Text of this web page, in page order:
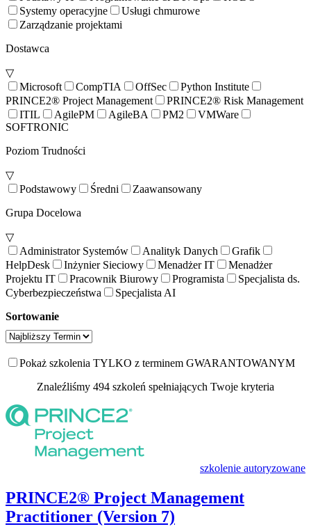
Systemy operacyjne
Usługi chmurowe
Zarządzanie projektami
Dostawca
▽
Microsoft
CompTIA OffSec
Python Institute
PRINCE2® Project Management
PRINCE2® Risk Management
ITIL
AgilePM AgileBA PM2
VMWare
SOFTRONIC
Poziom Trudności
▽
Podstawowy
Średni
Zaawansowany
Grupa Docelowa
▽
Administrator Systemów
Analityk Danych
Grafik
HelpDesk
Inżynier Sieciowy Menadżer IT
Menadżer
Projektu IT
Pracownik Biurowy Programista
Specjalista ds.
Cyberbezpieczeństwa
Specjalista AI
Sortowanie
Pokaż szkolenia TYLKO z terminem GWARANTOWANYM
Znaleźliśmy 494 szkoleń spełniających Twoje kryteria
szkolenie autoryzowane
PRINCE2® Project Management
Practitioner (Version 7)